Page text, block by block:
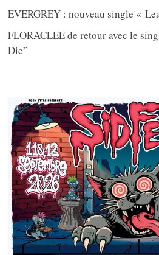
EVERGREY : nouveau single «
FLORACLEE de retour avec le
Die”